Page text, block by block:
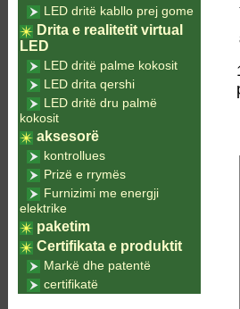
LED dritë kabllo prej gome
Drita e realitetit virtual
LED
LED dritë palme kokosit
LED drita qershi
LED dritë dru palmë
kokosit
aksesorë
kontrollues
Prizë e rrymës
Furnizimi me energji
elektrike
paketim
Certifikata e produktit
Markë dhe patentë
certifikatë